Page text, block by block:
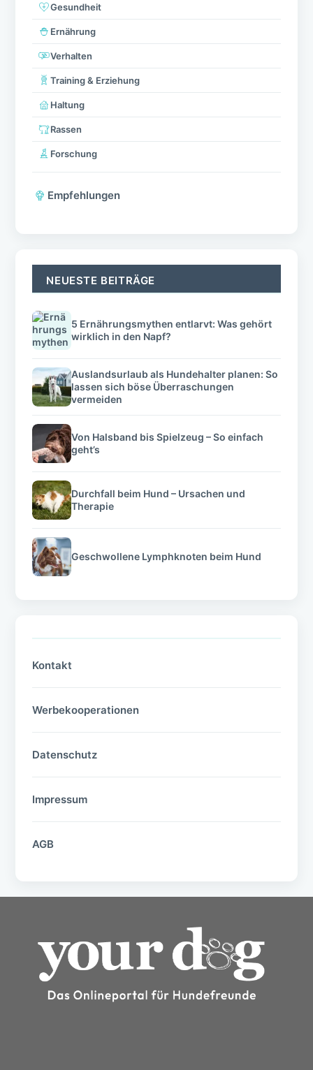
Gesundheit
Ernährung
Verhalten
Training & Erziehung
Haltung
Rassen
Forschung
Empfehlungen
NEUESTE BEITRÄGE
5 Ernährungsmythen entlarvt: Was gehört
wirklich in den Napf?
Auslandsurlaub als Hundehalter planen: So
lassen sich böse Überraschungen
vermeiden
Von Halsband bis Spielzeug – So einfach
geht’s
Durchfall beim Hund – Ursachen und
Therapie
Geschwollene Lymphknoten beim Hund
Kontakt
Werbekooperationen
Datenschutz
Impressum
AGB